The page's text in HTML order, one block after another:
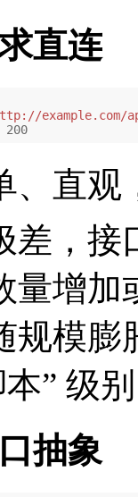
直连
example.com/
200
、直
差，
量增加
规模
” 级
抽象